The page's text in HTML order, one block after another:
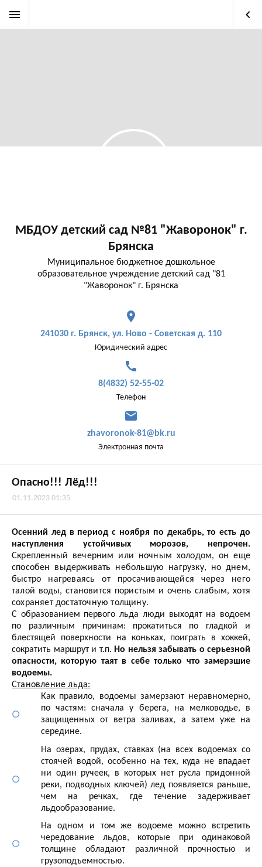
menu keyboard_arrow_left
МБДОУ детский сад №81 "Жаворонок" г.
Брянска
Муниципальное бюджетное дошкольное
образовательное учреждение детский сад "81
"Жаворонок" г. Брянска
place
241030 г. Брянск, ул. Ново - Советская д. 110
Юридический адрес
call
8(4832) 52-55-02
Телефон
mail
zhavoronok-81@bk.ru
Электронная почта
Опасно!!! Лёд!!!
01.11.2023 01:35
Осенний лед в период с ноября по декабрь, то есть до
наступления устойчивых морозов, непрочен.
Скрепленный вечерним или ночным холодом, он еще
способен выдерживать небольшую нагрузку, но днем,
быстро нагреваясь от просачивающейся через него
талой воды, становится пористым и очень слабым, хотя
сохраняет достаточную толщину.
С образованием первого льда люди выходят на водоем
по различным причинам: прокатиться по гладкой и
блестящей поверхности на коньках, поиграть в хоккей,
сократить маршрут и т.п. Но нельзя забывать о серьезной
опасности, которую таят в себе только что замерзшие
водоемы.
Становление льда:
Как правило, водоемы замерзают неравномерно,
по частям: сначала у берега, на мелководье, в
защищенных от ветра заливах, а затем уже на
середине.
На озерах, прудах, ставках (на всех водоемах со
стоячей водой, особенно на тех, куда не впадает
ни один ручеек, в которых нет русла придонной
реки, подводных ключей) лед появляется раньше,
чем на речках, где течение задерживает
льдообразование.
На одном и том же водоеме можно встретить
чередование льдов, которые при одинаковой
толщине обладают различной прочностью и
грузоподъемностью.